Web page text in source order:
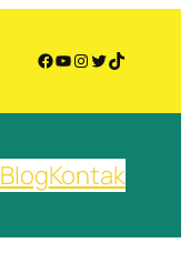
Facebook
YouTube
Instagram
Twitter
TikTok
BlogKontak